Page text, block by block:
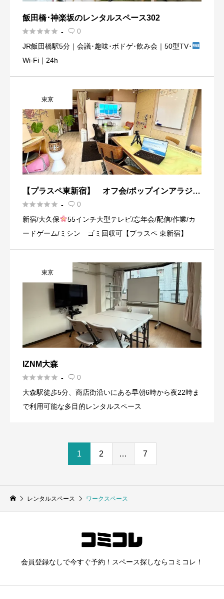
飯田橋･神楽坂のレンタルスペース302
 -  0
JR飯田橋駅5分｜会議･趣味･ボドゲ･飲み会｜50型TV･
Wi-Fi｜24h
東京
【プラスペ東新宿】 オフ会/ポップインアラジ
ン/カードゲーム/ミシン3台 大きい机/ゴミ処理可
能
 -  0
新宿/大久保
55インチ大型テレビ/忘年会/配信/作業/カ
ードゲーム/ミシン ゴミ回収可【プラスペ 東新宿】
東京
IZNM大森
 -  0
大森駅徒歩5分、商店街沿いにある早朝6時から夜22時ま
で利用可能な多目的レンタルスペース
1 2 … 7
レンタルスペース ワークスペース
会員登録なしで今すぐ予約！スペース探しならコミコレ！